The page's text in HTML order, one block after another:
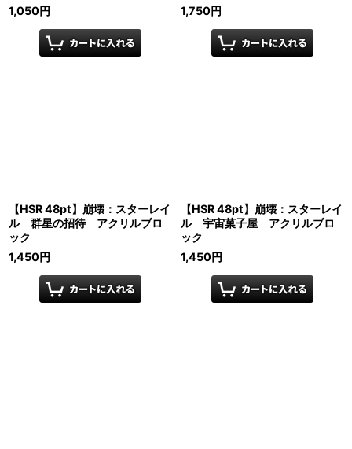
1,050円
1,750円
【HSR 48pt】崩壊：スターレイ
ル 群星の招待 アクリルブロ
ック
1,450円
【HSR 48pt】崩壊：スターレイ
ル 宇宙菓子屋 アクリルブロ
ック
1,450円